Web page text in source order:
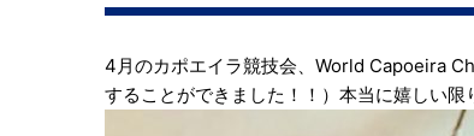
4月のカポエイラ競技会、World Capoeira
することができました！！）本当に嬉しい